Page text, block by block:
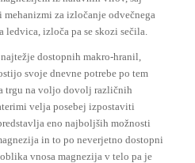
za izločanje odvečnega
izloča pa se skozi sečila.
dostopnih makro-hranil,
svoje dnevne potrebe po tem
trgu na voljo dovolj različnih
velja posebej izpostaviti
eno najboljših možnosti
in to po neverjetno dostopni
vnosa magnezija v telo pa je